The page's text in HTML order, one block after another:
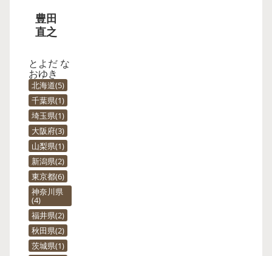
豊田
直之
とよだ な
おゆき
北海道 5
千葉県 1
埼玉県 1
大阪府 3
山梨県 1
新潟県 2
東京都 6
神奈川県
4
福井県 2
秋田県 2
茨城県 1